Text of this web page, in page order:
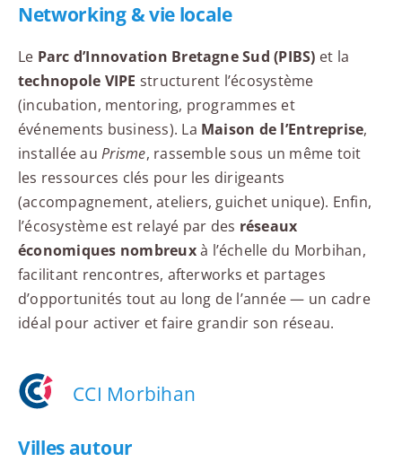
Networking & vie locale
Le Parc d’Innovation Bretagne Sud (PIBS) et la
technopole VIPE structurent l’écosystème
(incubation, mentoring, programmes et
événements business). La Maison de l’Entreprise,
installée auPrisme, rassemble sous un même toit
les ressources clés pour les dirigeants
(accompagnement, ateliers, guichet unique). Enfin,
l’écosystème est relayé par des réseaux
économiques nombreuxà l’échelle du Morbihan,
facilitant rencontres, afterworks et partages
d’opportunités tout au long de l’année — un cadre
idéal pour activer et faire grandir son réseau.
CCI Morbihan
Villes autour